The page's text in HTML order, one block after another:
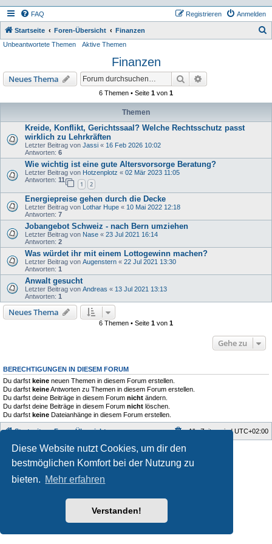
Diese Website nutzt Cookies, um dir den
bestmöglichen Komfort bei der Nutzung zu
bieten. Mehr erfahren
Verstanden!
FAQ Anmelden
Registrieren
Startseite Foren-Übersicht Finanzen
Unbeantwortete Themen Aktive Themen
Finanzen
Neues Thema Suche
6 Themen • Seite 1 von 1
Themen
Kreide, Konflikt, Gerichtssaal? Welche Rechtsschutz passt
wirklich zu Lehrkräften
Letzter Beitrag von Jassi « 16 Feb 2026 10:02
Antworten: 6
Wie wichtig ist eine gute Altersvorsorge Beratung?
Letzter Beitrag von Hotzenplotz « 02 Mär 2023 11:05
Antworten: 11
1 2
Energiepreise gehen durch die Decke
Letzter Beitrag von Lothar Hupe « 10 Mai 2022 12:18
Antworten: 7
Jobangebot Schweiz - nach Bern umziehen
Letzter Beitrag von Nase « 23 Jul 2021 16:14
Antworten: 2
Was würdet ihr mit einem Lottogewinn machen?
Letzter Beitrag von Augenstern « 22 Jul 2021 13:30
Antworten: 1
Anwalt gesucht
Letzter Beitrag von Andreas « 13 Jul 2021 13:13
Antworten: 1
Neues Thema
6 Themen • Seite 1 von 1
Gehe zu
BERECHTIGUNGEN IN DIESEM FORUM
Du darfst keine neuen Themen in diesem Forum erstellen.
Du darfst keineAntworten zu Themen in diesem Forum erstellen.
Du darfst deine Beiträge in diesem Forum nicht ändern.
Du darfst deine Beiträge in diesem Forum nicht löschen.
Du darfst keine Dateianhänge in diesem Forum erstellen.
Startseite Foren-Übersicht Alle Zeiten sindUTC+02:00
Style developer by Zuma Portal,
Powered by
phpBB ® Forum Software © phpBB Limited
phpBB.de
Datenschutz